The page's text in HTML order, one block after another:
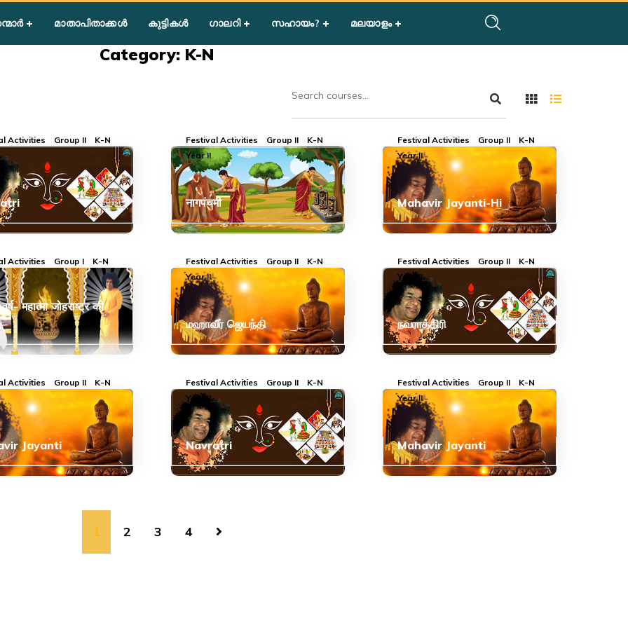
മാതാപിതാക്കൾ കുട്ടികൾ ഗാലറി സഹായം? മലയാളം
Category: K-N
Activities Group II
K-N
Festival Activities Group II
K-N
Year II
नागपंचमी
Festival Activities Group II
K-N
Year II
Mahavir Jayanti-Hi
Activities Group I
K-N
वर्ष- महात्मा जोहराष्ट्र की
Festival Activities Group II
K-N
Year II
மஹாவீர் ஜெயந்தி
Festival Activities Group II
K-N
Year II
நவராத்திரி
Activities Group II
K-N
Jayanti
Festival Activities Group II
K-N
Year II
Navratri
Festival Activities Group II
K-N
Year II
Mahavir Jayanti
1 2 3 4